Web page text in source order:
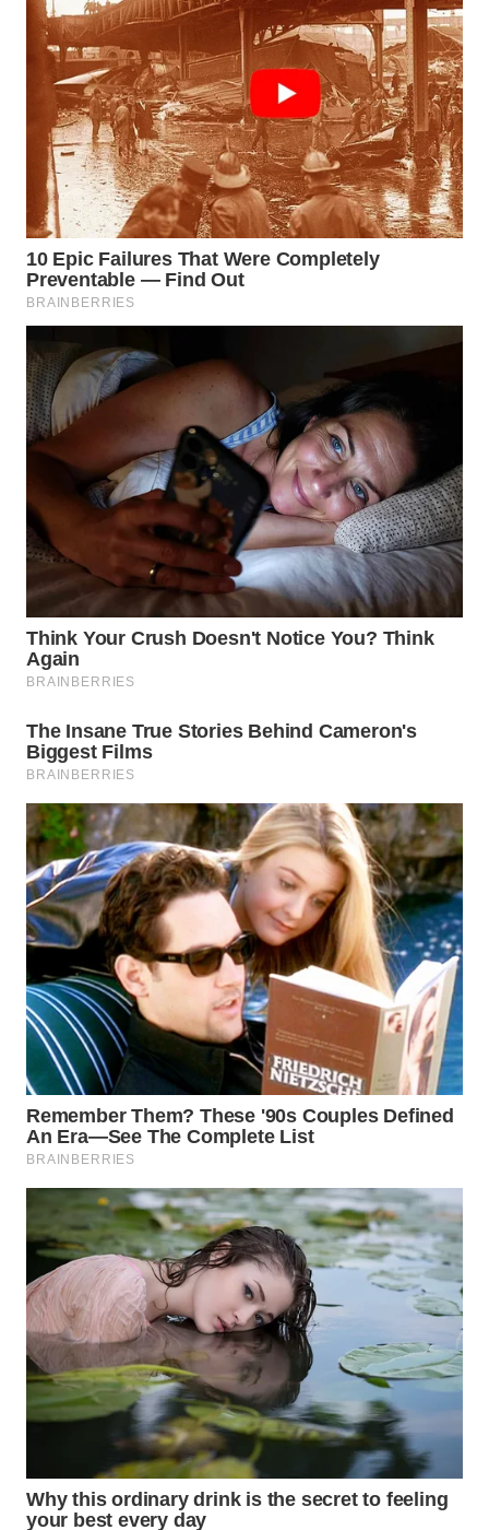
WN
BORNEO
Wahana
WAHANA
NEWS
WAHANA
TANI
WAHANA
ADVOKAT
INFRASTRUKTUR
WAHANA
KONSUMEN
WAHANA
WAHANA
WAHANA
WAHANANEWS
ID
WAHANANEWS
CO ID
WAHANANEWS
NET
WAHANA
SPORT
WAHANA
UMKM
WAHANA
SELEB
WAHANA
PERSONA
WAHANA
WAHANA
HEALTH